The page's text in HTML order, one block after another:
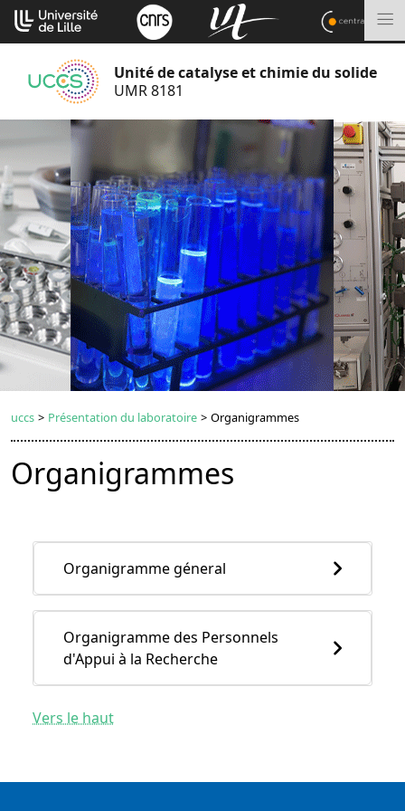
Aller
au
contenu
Unité de catalyse et chimie du solide
UMR 8181
uccs > Présentation du laboratoire > Organigrammes
Organigrammes
Organigramme géneral
Organigramme des Personnels
d'Appui à la Recherche
Vers le haut
Cookies management panel